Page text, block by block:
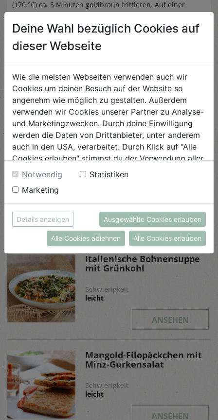
(170 °C) ca. 5 Minuten goldbraun frittieren. Auf einer
Die gebackenen Melanzani aus dem Ofen holen und mit
Für das Chili-Joghurt griechisches Joghurt mit Sambal
Oelek mischen und mit Salz und Pfeffer abschmecken.
Zum Schluss das Baba Ganoush, das Chili-Joghurt und die
Falafeln mit etwas Petersilie anrichten.
Ähnliche Rezepte
Italienische Bohnensuppe
mit Grünkohl
Schwierigkeit
leicht
ANSEHEN
Mangold-Filopäckchen mit
Minz-Gurkensalat
Schwierigkeit
leicht
ANSEHEN
Deine Wahl bezüglich Cookies auf
dieser Webseite
Wie die meisten Webseiten verwenden auch wir
Cookies um deinen Besuch auf der Website so
angenehm wie möglich zu gestalten. Außerdem
verwenden wir Cookies unserer Partner zu Analyse-
und Marketingzwecken. Durch deine Einwilligung
werden die Daten von Drittanbieter, unter anderem
auch in den USA, verarbeitet. Durch Klick auf "Alle
Cookies erlauben" stimmst du der Verwendung aller
Cookies zu. Unter "Details anzeigen" findest du alle
Infos zu den unterschiedlichen Cookies, du kannst
auch entscheiden, welche Cookies du erlauben
möchtest.
Weitere Informationen findest du in unserer
Datenschutzerklärungbzw. imImpressum
Notwendig
Statistiken
Marketing
Details anzeigen Ausgewählte Cookies erlauben
Alle Cookies ablehnen Alle Cookies erlauben